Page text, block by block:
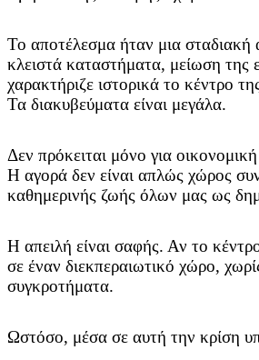
Το αποτέλεσμα ήταν μια
κλειστά καταστήματα, μείωση της
χαρακτήριζε ιστορικά το κέντρο
Τα διακυβεύματα είναι μεγάλα.
Δεν πρόκειται μόνο για
Η αγορά δεν είναι απλώς χώρος
καθημερινής ζωής όλων μας ως
Η απειλή είναι σαφής. Αν το
σε έναν διεκπεραιωτικό χώρο,
συγκροτήματα.
Ωστόσο, μέσα σε αυτή την κρίση